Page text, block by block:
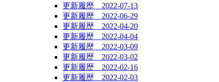
更新履歴 2022-07-13
更新履歴 2022-06-29
更新履歴 2022-04-20
更新履歴 2022-04-04
更新履歴 2022-03-09
更新履歴 2022-03-02
更新履歴 2022-02-16
更新履歴 2022-02-03